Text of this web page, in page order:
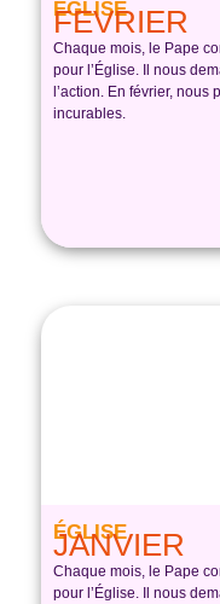
ÉGLISE
FEVRIER
Chaque mois, le Pape
pour l’Église. Il nous
l’action. En février, nous
incurables.
ÉGLISE
JANVIER
Chaque mois, le Pape
pour l’Église. Il nous